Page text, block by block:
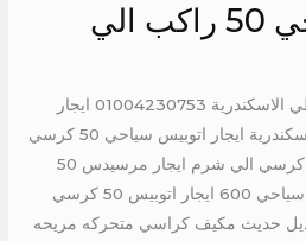
ايجار باص سياحي 50 راكب الي
ايجار باص سياحي 50 راكب الي الاسكندرية 01004230753 ايجار
باص سياحي 50 راكب الي الاسكندرية ايجار اتوبيس سياحي 50 كرسي
الي الغردقة ايجار اتوبيس 50 كرسي الي شرم ايجار مرسيدس 50
راكب الي شرم ايجار اتوبيس سياحي 600 ايجار اتوبيس 50 كرسي
حديث مكيف كراسي متحركه مريحه